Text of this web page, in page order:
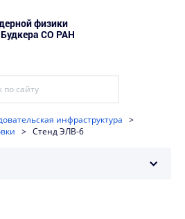
физики
СО РАН
инфраструктура >
> Стенд ЭЛВ-6